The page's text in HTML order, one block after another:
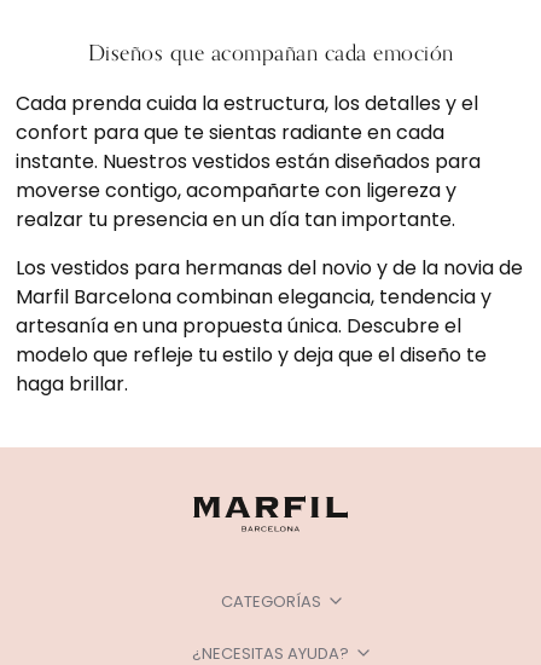
Diseños que acompañan cada emoción
Cada prenda cuida la estructura, los detalles y el
confort para que te sientas radiante en cada
instante. Nuestros vestidos están diseñados para
moverse contigo, acompañarte con ligereza y
realzar tu presencia en un día tan importante.
Los vestidos para hermanas del novio y de la novia de
Marfil Barcelona combinan elegancia, tendencia y
artesanía en una propuesta única. Descubre el
modelo que refleje tu estilo y deja que el diseño te
haga brillar.
CATEGORÍAS
¿NECESITAS AYUDA?